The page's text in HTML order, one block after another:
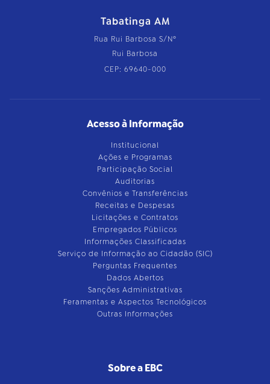
Tabatinga AM
Rua Rui Barbosa S/Nº
Rui Barbosa
CEP: 69640-000
Acesso à Informação
Institucional
Ações e Programas
Participação Social
Auditorias
Convênios e Transferências
Receitas e Despesas
Licitações e Contratos
Empregados Públicos
Informações Classificadas
Serviço de Informação ao Cidadão (SIC)
Perguntas Frequentes
Dados Abertos
Sanções Administrativas
Feramentas e Aspectos Tecnológicos
Outras Informações
Sobre a EBC